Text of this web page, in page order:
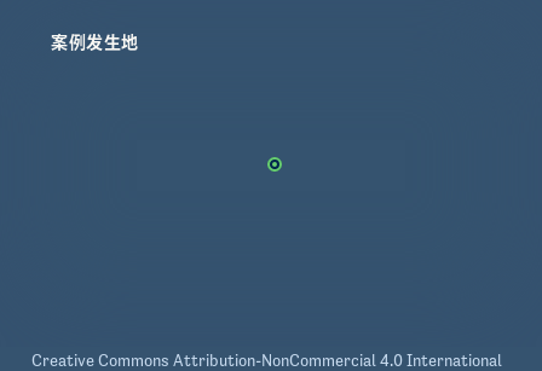
tropical y sus causas subyacentes. Este módulo
案例发生地
Creative Commons Attribution-NonCommercial 4.0 International